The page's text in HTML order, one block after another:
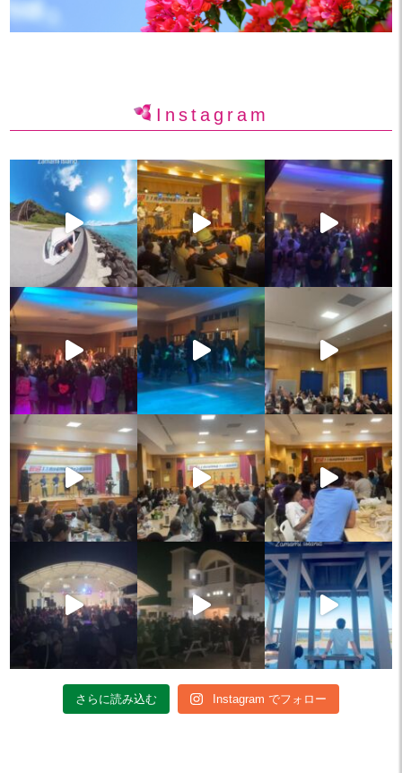
Instagram
さらに読み込む Instagram でフォロー